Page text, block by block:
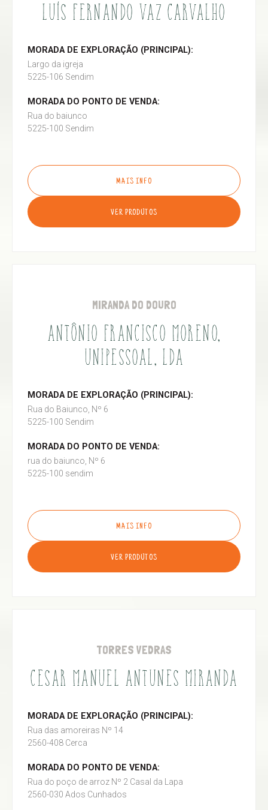
LUÍS FERNANDO VAZ CARVALHO
MORADA DE EXPLORAÇÃO (PRINCIPAL):
Largo da igreja
5225-106 Sendim
MORADA DO PONTO DE VENDA:
Rua do baiunco
5225-100 Sendim
MAIS INFO
VER PRODUTOS
MIRANDA DO DOURO
ANTÔNIO FRANCISCO MORENO,
UNIPESSOAL, LDA
MORADA DE EXPLORAÇÃO (PRINCIPAL):
Rua do Baiunco, Nº 6
5225-100 Sendim
MORADA DO PONTO DE VENDA:
rua do baiunco, Nº 6
5225-100 sendim
MAIS INFO
VER PRODUTOS
TORRES VEDRAS
CESAR MANUEL ANTUNES MIRANDA
MORADA DE EXPLORAÇÃO (PRINCIPAL):
Rua das amoreiras Nº 14
2560-408 Cerca
MORADA DO PONTO DE VENDA:
Rua do poço de arroz Nº 2 Casal da Lapa
2560-030 Ados Cunhados